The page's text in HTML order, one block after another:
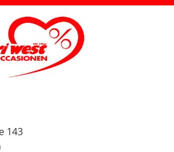
haben wir
der Übergabe extra noch ein Service
damit wir mit dem Fahrzeug
Das ist nicht selbstverständlich und
nochmals verstärkt. Wir
unseren Peugeot 2008 und
bei Auto Züri West sowie bei
Salerno für die angenehme Beratung,
und den super Deal.
143